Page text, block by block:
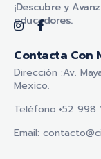
¡Descubre y
educadores.
Contacta Con
Dirección :Av.
Mexico.
Teléfono:+52 998
Email: